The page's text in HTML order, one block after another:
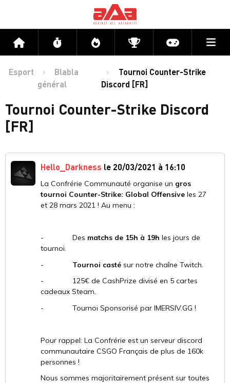
Accueil Flux Directs CompétitionsActu jeux
Esport
Blabla
général
Tournoi Counter-Strike
Discord [FR]
Tournoi Counter-Strike Discord
[FR]
Hello_Darkness le 20/03/2021 à 16:10
La Confrérie Communauté organise un gros
tournoi Counter-Strike: Global Offensive les 27
et 28 mars 2021 ! Au menu :
- Des matchs de 15h à 19h les jours de
tournoi.
- Tournoi casté sur notre chaîne Twitch.
- 125€ de CashPrize divisé en 5 cartes
cadeaux Steam.
- Tournoi Sponsorisé par IMERSIV.GG !
Pour rappel: La Confrérie est un serveur discord
communautaire CSGO Français de plus de 160k
personnes !
Nous sommes majoritairement présent sur toutes